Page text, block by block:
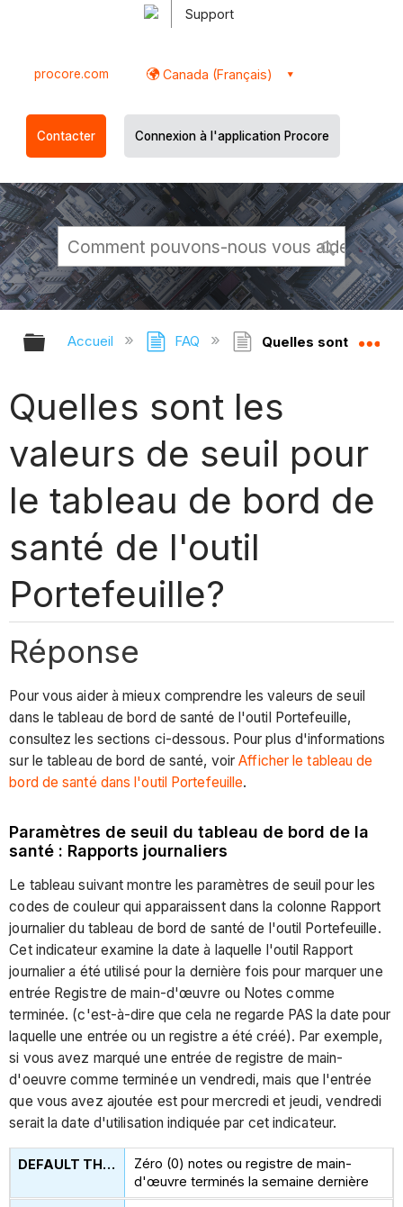
Support
procore.com Canada (Français)
Contacter Connexion à l'application Procore
Développer/réduire la hiérarchie
Accueil FAQ Quelles sont les
Quelles sont les
valeurs de seuil pour
le tableau de bord de
santé de l'outil
Portefeuille?
Réponse
Pour vous aider à mieux comprendre les valeurs de seuil
dans le tableau de bord de santé de l'outil Portefeuille,
consultez les sections ci-dessous. Pour plus d'informations
sur le tableau de bord de santé, voirAfficher le tableau de
bord de santé dans l'outil Portefeuille.
Paramètres de seuil du tableau de bord de la
santé : Rapports journaliers
Le tableau suivant montre les paramètres de seuil pour les
codes de couleur qui apparaissent dans la colonne Rapport
journalier du tableau de bord de santé de l'outil Portefeuille.
Cet indicateur examine la date à laquelle l'outil Rapport
journalier a été utilisé pour la dernière fois pour marquer une
entrée Registre de main-d'œuvre ou Notes comme
terminée. (c'est-à-dire que cela ne regarde PAS la date pour
laquelle une entrée ou un registre a été créé). Par exemple,
si vous avez marqué une entrée de registre de main-
d'oeuvre comme terminée un vendredi, mais que l'entrée
que vous avez ajoutée est pour mercredi et jeudi, vendredi
serait la date d'utilisation indiquée par cet indicateur.
Zéro (0) notes ou registre de main-
d'œuvre terminés la semaine dernière